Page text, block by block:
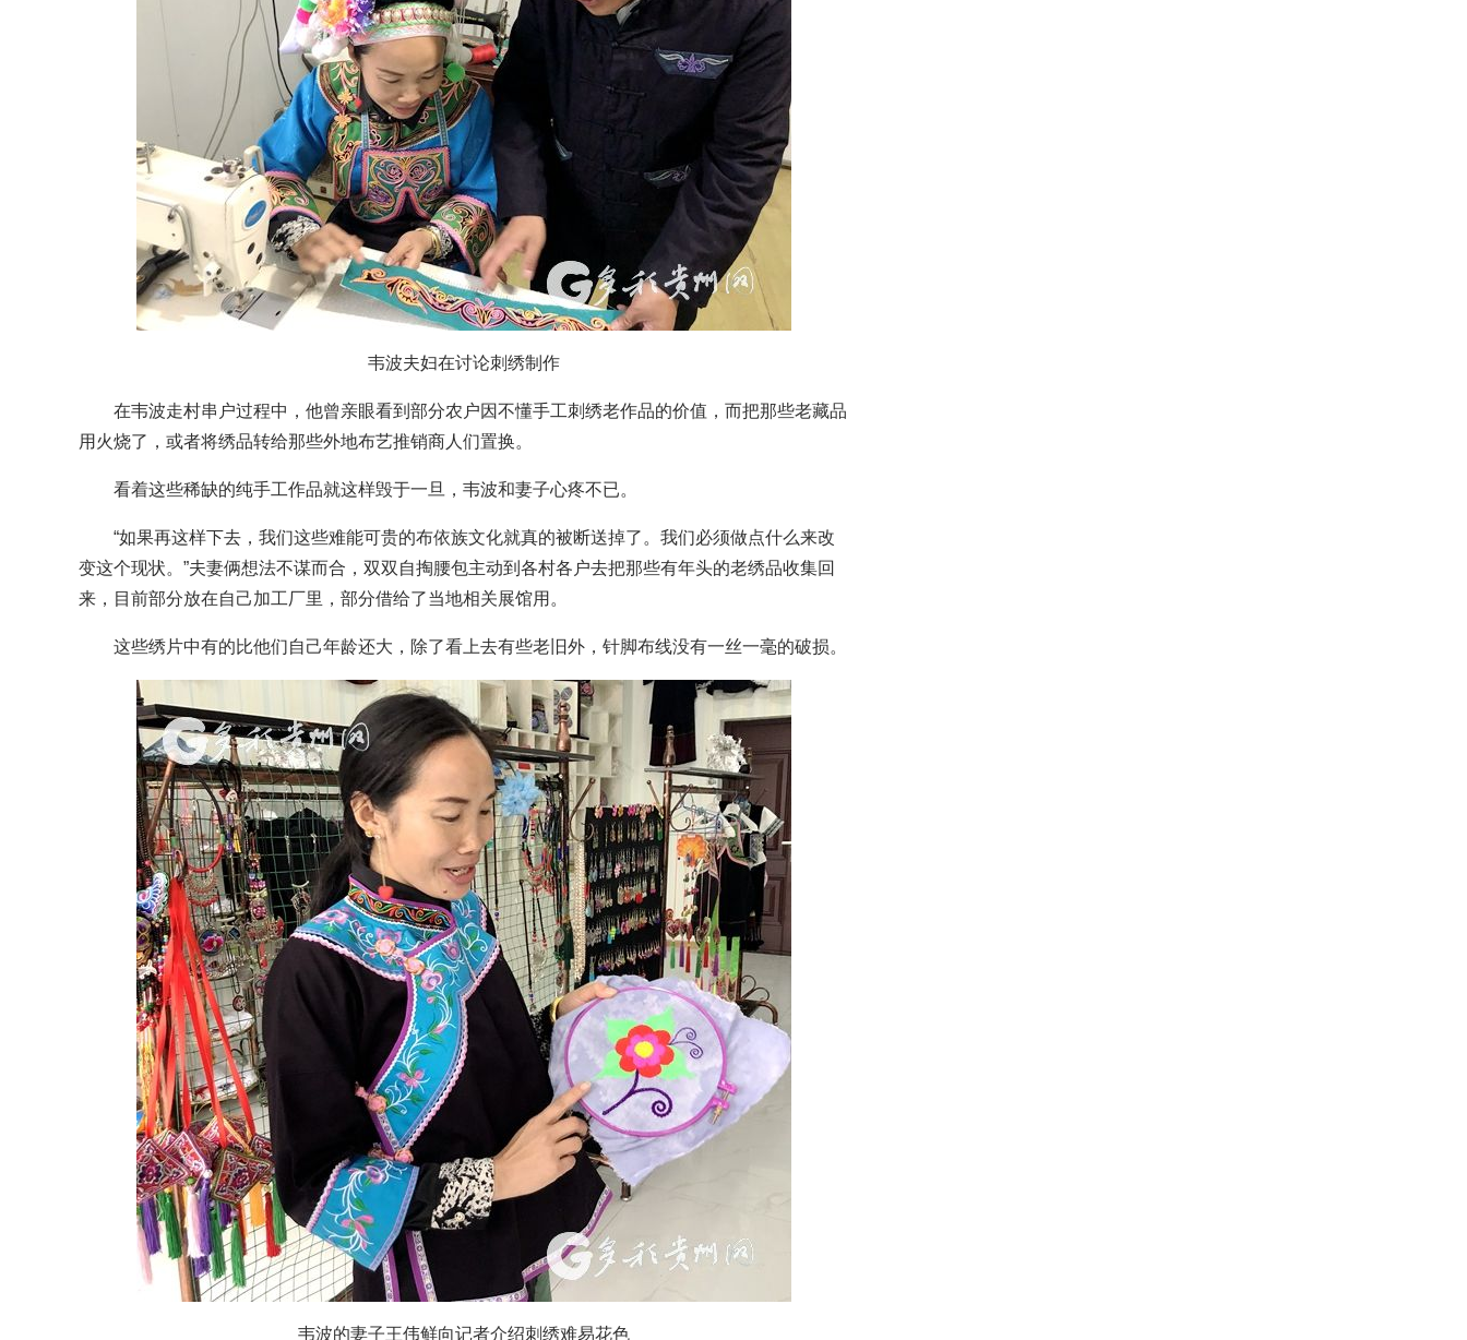
韦波夫妇在讨论刺绣制作
在韦波走村串户过程中，他曾亲眼看到部分农户因不懂手工刺绣老作品的价值，而把那些老藏品
用火烧了，或者将绣品转给那些外地布艺推销商人们置换。
看着这些稀缺的纯手工作品就这样毁于一旦，韦波和妻子心疼不已。
“如果再这样下去，我们这些难能可贵的布依族文化就真的被断送掉了。我们必须做点什么来改
变这个现状。”夫妻俩想法不谋而合，双双自掏腰包主动到各村各户去把那些有年头的老绣品收集回
来，目前部分放在自己加工厂里，部分借给了当地相关展馆用。
这些绣片中有的比他们自己年龄还大，除了看上去有些老旧外，针脚布线没有一丝一毫的破损。
韦波的妻子王伟鲜向记者介绍刺绣难易花色